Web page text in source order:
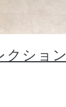
クション